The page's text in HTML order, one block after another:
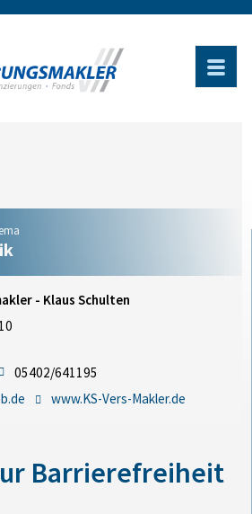
- Klaus Schulten
05402/641195
www.KS-Vers-Makler.de
Barrierefreiheit